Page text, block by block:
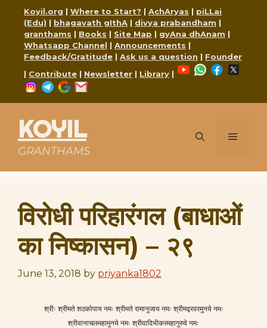
content
Koyil.org | Where to Start? | AchAryas | piLLai
(Edu) | bhagavath gIthA | divya prabandham |
granthams | Books | Site Map | gyAna dhAnam |
Whatsapp Channel | Announcements |
Feedback/Gratitude | Ask us a question | Founder
| Contribute | Newsletter | Library |
YouTubeWhatsApp
Facebook
Instagram
Telegram
Google
KOYIL
GRANTHAMS
Menu
विरोधी परिहारंगल (बाधाओं
का निष्कासन) – २९
June 13, 2018 by priyanka1802
श्रीः श्रीमते शठकोपाय नमः श्रीमते रामानुजाय नमः श्रीमद्वरवरमुनये नमः
श्रीवानाचलमहामुनये नमः श्रीवादिभीकरमहागुरुवे नमः